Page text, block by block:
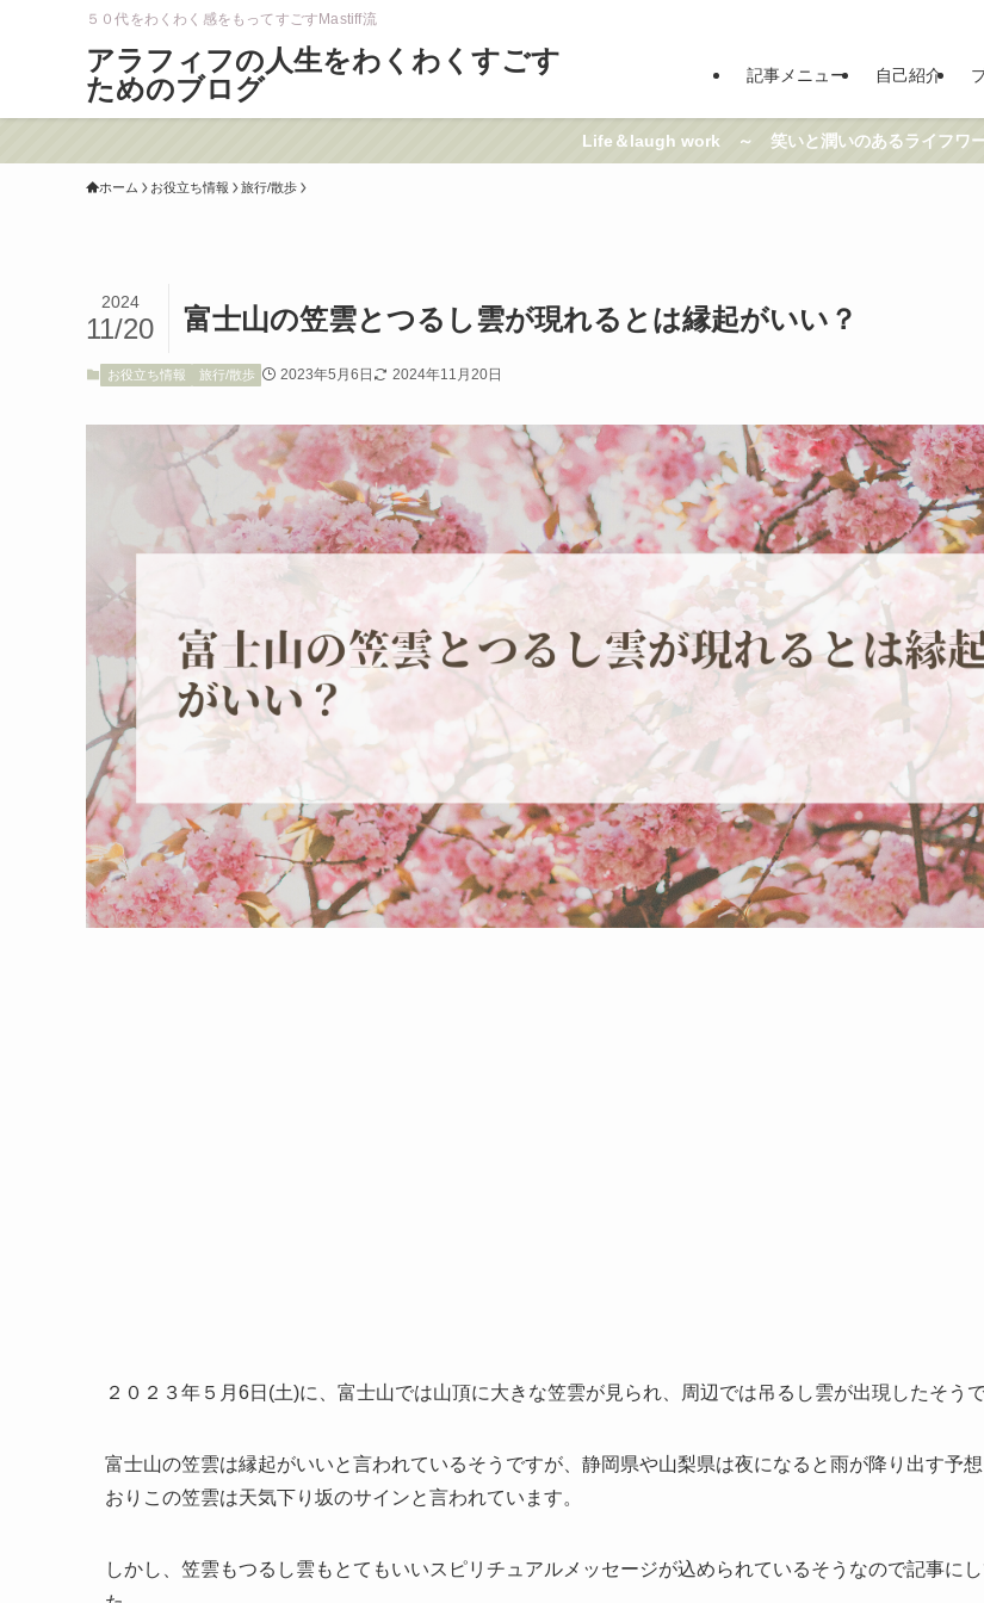
５０代をわくわく感をもってすごすMastiff流
アラフィフの人生をわくわくすごす
ためのブログ
記事メニュー 自己紹介
Life＆laugh work ～ 笑いと潤いのあるライフワ
ホーム お役立ち情報 旅行/散歩
富士山の笠雲とつるし雲が現れるとは縁起がいい？
2024
11/20
お役立ち情報 旅行/散歩 2023年5月6日 2024年11月20日
２０２３年５月6日(土)に、富士山では山頂に大きな笠雲が見られ、周辺では吊るし雲が出現したそうで
富士山の笠雲は縁起がいいと言われているそうですが、静岡県や山梨県は夜になると雨が降り出す予
おりこの笠雲は天気下り坂のサインと言われています。
しかし、笠雲もつるし雲もとてもいいスピリチュアルメッセージが込められているそうなので記事に